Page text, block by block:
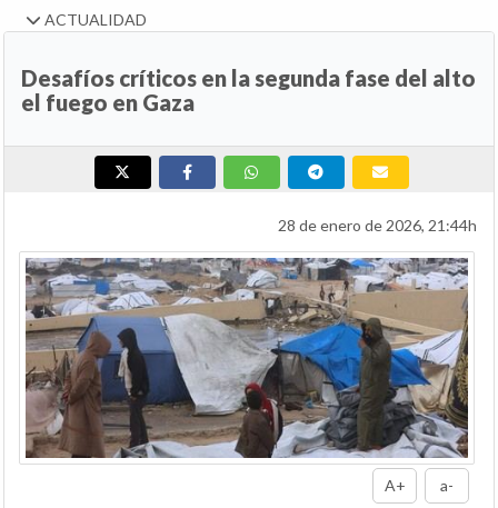
ACTUALIDAD
Desafíos críticos en la segunda fase del alto
el fuego en Gaza
28 de enero de 2026, 21:44h
A+ a-